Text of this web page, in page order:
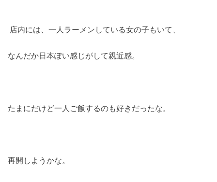
店内には、一人ラーメンしている女の子もいて、
なんだか日本ぽい感じがして親近感。
たまにだけど一人ご飯するのも好きだったな。
再開しようかな。